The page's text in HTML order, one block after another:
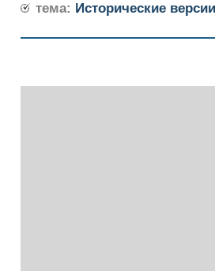
тема: Исторические версии